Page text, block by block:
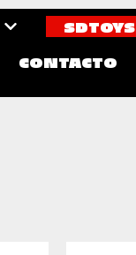
SDTOYS
CONTACTO